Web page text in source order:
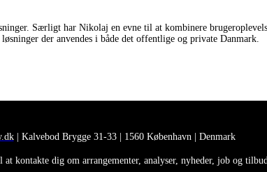
Særligt har Nikolaj en evne til at kombinere
der anvendes i både det offentlige og private Danmark.
| Kalvebod Brygge 31-33 | 1560 København | Denmark
dig om arrangementer, analyser, nyheder, job og